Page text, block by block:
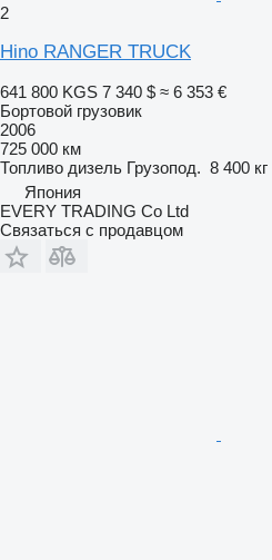
2
Hino RANGER TRUCK
641 800 KGS 7 340 $ ≈ 6 353 €
Бортовой грузовик
2006
725 000 км
Топливо дизель Грузопод. 8 400 кг
Япония
EVERY TRADING Co Ltd
Связаться с продавцом